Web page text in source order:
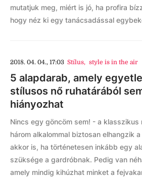
mutatjuk meg, miért is jó, ha profira
hogy néz ki egy tanácsadással
2018. 04. 04., 17:03 Stílus, style is in the air
5 alapdarab, amely
stílusos nő ruhatárából
hiányozhat
Nincs egy göncöm sem! - a
három alkalommal biztosan elhangzik
akkor is, ha történetesen inkább egy
szüksége a gardróbnak. Pedig van
amely mindig kihúzhat minket a